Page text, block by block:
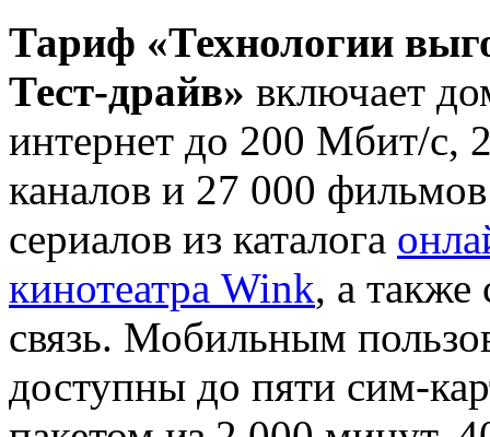
Тариф «Технологии
Тест-драйв» включает
интернет до 200 Мбит/с,
каналов и 27 000
сериалов из каталога
кинотеатра Wink, а также
связь. Мобильным
доступны до пяти сим-